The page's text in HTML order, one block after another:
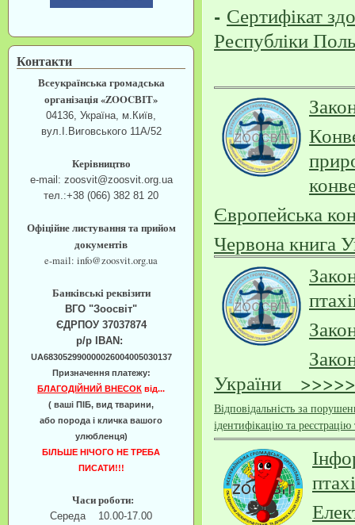
Контакти
Всеукраїнська громадська
організація «ZOOCВІТ»
04136, Україна, м.Київ,
вул.І.Виговського 11А/52
Керівництво
e-mail: zoosvit@zoosvit.org.ua
тел.:+38 (066) 382 81 20
Офіційне листування та прийом
документів
e-mail: info@zoosvit.org.ua
Банківські реквізити
ВГО "Зоосвіт"
ЄДРПОУ 37037874
р/р IBAN:
UA683052990000026004005030137
Призначення платежу:
БЛАГОДІЙНИЙ ВНЕСОК від...
( ваші ПІБ, вид тварини,
або порода і кличка вашого
улюбленця)
БІЛЬШЕ НІЧОГО НЕ ТРЕБА
ПИСАТИ!!!
Часи роботи:
Середа 10.00-17.00
- Сертифікат
Республіки
Європейська
Червона книга
України >>>>>
Відповідальність за
ідентифікацію та